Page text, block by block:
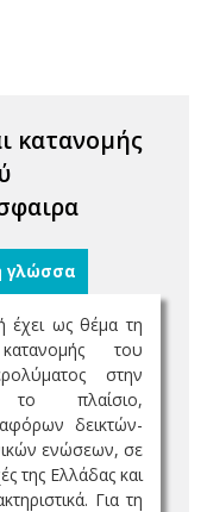
κατανομής
γλώσσα
έχει ως θέμα τη
του
στην
πλαίσιο,
δεικτών-
ενώσεων, σε
της Ελλάδας και
Για τη